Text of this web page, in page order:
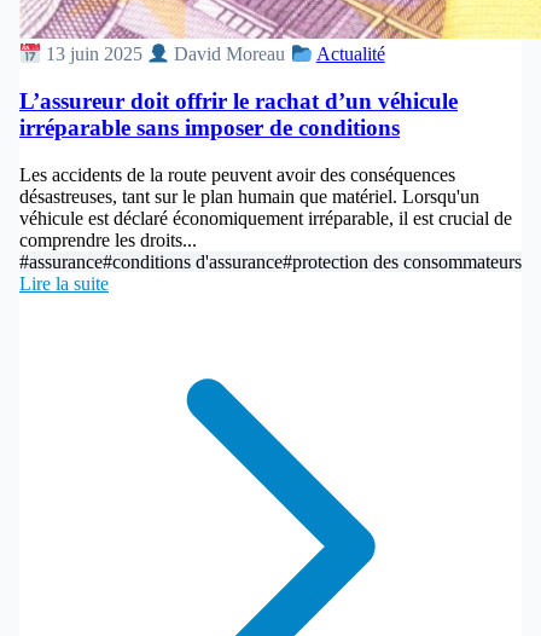
13 juin 2025 David Moreau Actualité
L’assureur doit offrir le rachat d’un véhicule
irréparable sans imposer de conditions
Les accidents de la route peuvent avoir des conséquences
désastreuses, tant sur le plan humain que matériel. Lorsqu'un
véhicule est déclaré économiquement irréparable, il est crucial de
comprendre les droits...
#assurance#conditions d'assurance#protection des consommateurs
Lire la suite